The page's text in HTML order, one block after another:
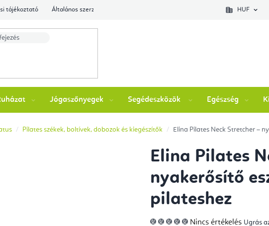
tájékoztató Általános szerződési feltételek Ellenőrizze a rendelés állapotátHUF
Jógaszőnyegek Segédeszközök Egészség
Pilates székek, boltívek, dobozok és kiegészítők Elina Pilates Neck Stretcher –
Elina Pilates
nyakerősítő
pilateshez
A
Nincs értékelés Ugrás